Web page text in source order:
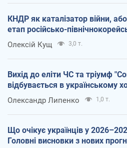
КНДР як каталізатор війни,
етап російсько-
Олексій Кущ 3,0 т.
Вихід до еліти ЧС та тріумф
відбувається в українському
Олександр Липенко 1,0 т.
Що очікує українців у
Головні висновки з нових